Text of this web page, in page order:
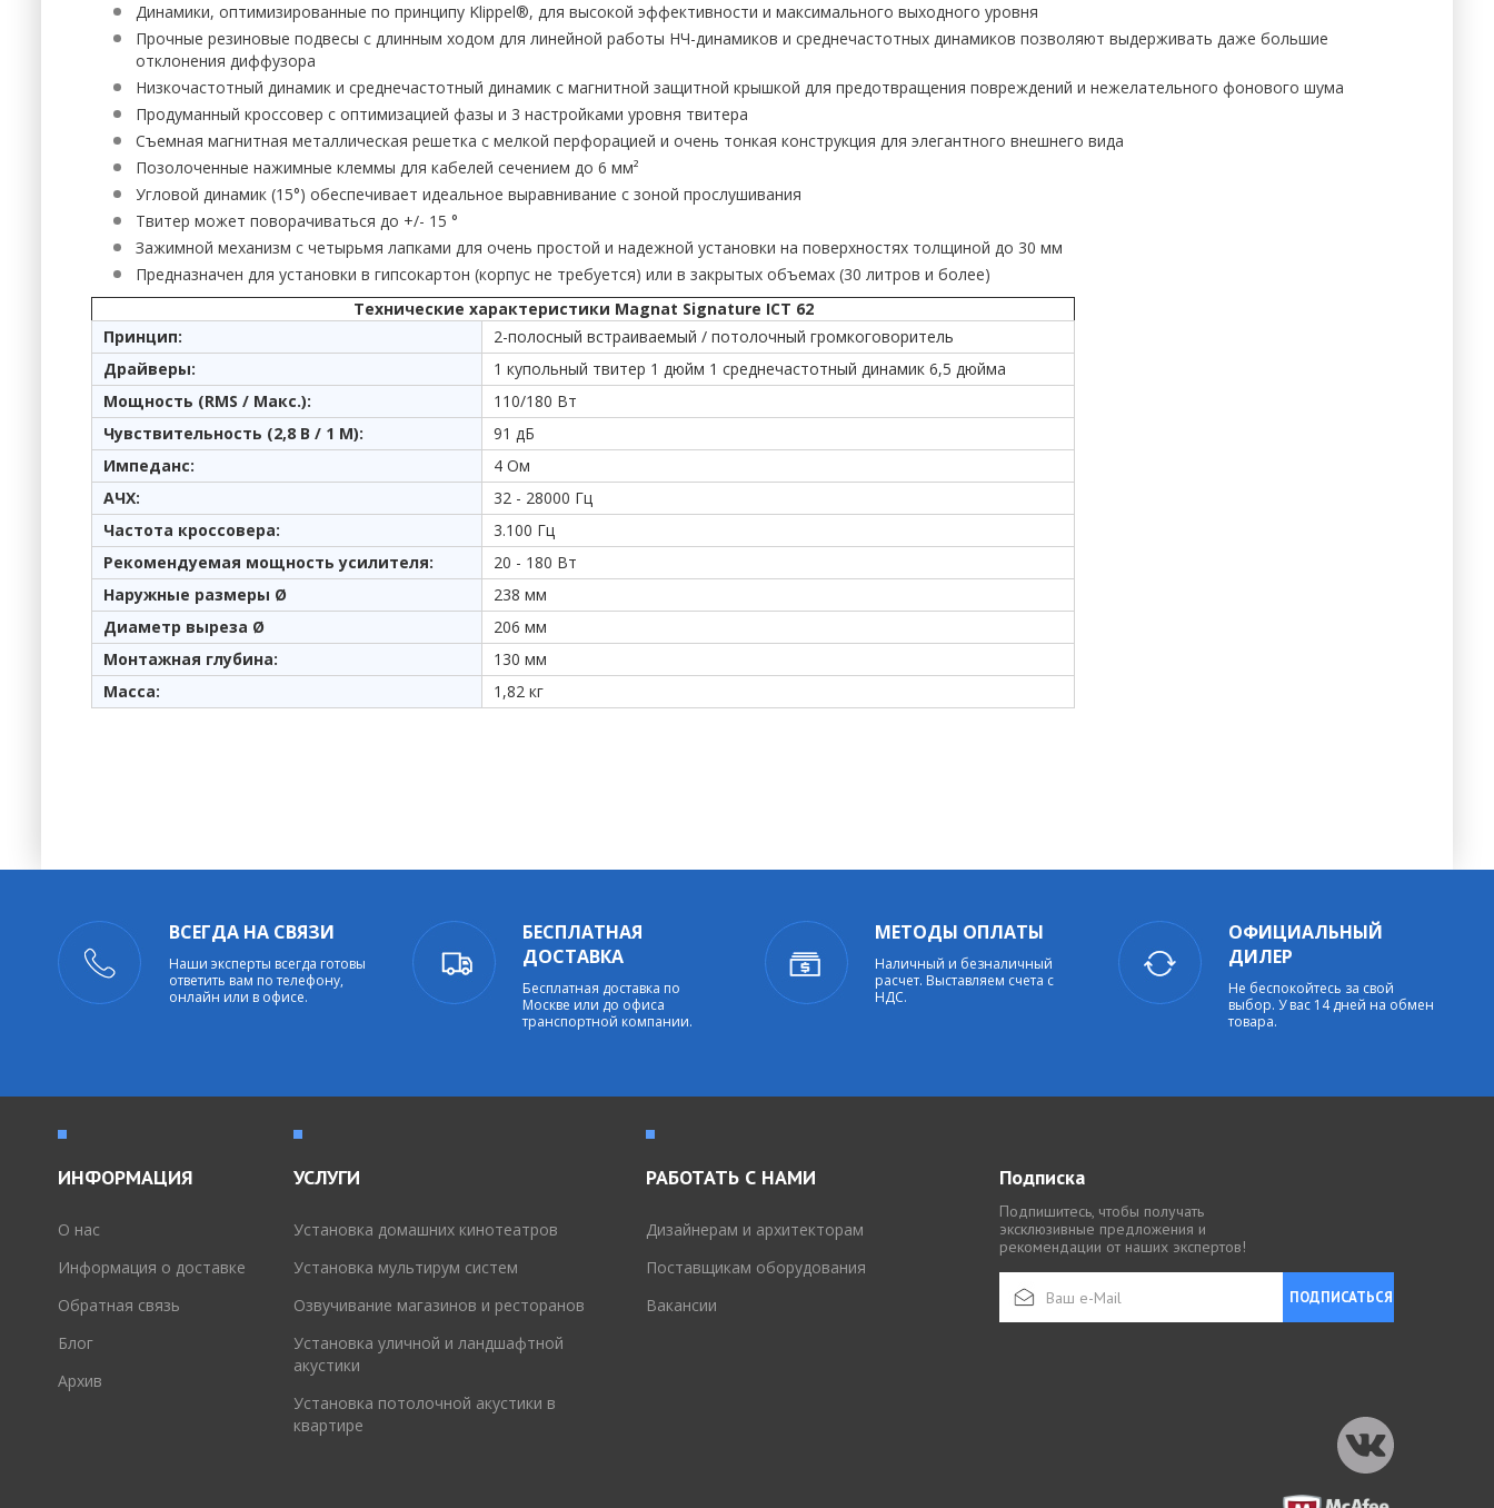
Динамики, оптимизированные по принципу Klippel®, для высокой эффективности и максимального выходного уровня
Прочные резиновые подвесы с длинным ходом для линейной работы НЧ-динамиков и среднечастотных динамиков позволяют выдерживать даже большие
отклонения диффузора
Низкочастотный динамик и среднечастотный динамик с магнитной защитной крышкой для предотвращения повреждений и нежелательного фонового шума
Продуманный кроссовер с оптимизацией фазы и 3 настройками уровня твитера
Съемная магнитная металлическая решетка с мелкой перфорацией и очень тонкая конструкция для элегантного внешнего вида
Позолоченные нажимные клеммы для кабелей сечением до 6 мм²
Угловой динамик (15°) обеспечивает идеальное выравнивание с зоной прослушивания
Твитер может поворачиваться до +/- 15 °
Зажимной механизм с четырьмя лапками для очень простой и надежной установки на поверхностях толщиной до 30 мм
Предназначен для установки в гипсокартон (корпус не требуется) или в закрытых объемах (30 литров и более)
Технические характеристики Magnat Signature ICT 62
Принцип:
2-полосный встраиваемый / потолочный громкоговоритель
Драйверы:
1 купольный твитер 1 дюйм 1 среднечастотный динамик 6,5 дюйма
Мощность (RMS / Макс.):
110/180 Вт
Чувствительность (2,8 В / 1 М):
91 дБ
Импеданс:
4 Ом
АЧХ:
32 - 28000 Гц
Частота кроссовера:
3.100 Гц
Рекомендуемая мощность усилителя:
20 - 180 Вт
Наружные размеры Ø
238 мм
Диаметр выреза Ø
206 мм
Монтажная глубина:
130 мм
Масса:
1,82 кг
ВСЕГДА НА СВЯЗИ
Наши эксперты всегда готовы
ответить вам по телефону,
онлайн или в офисе.
БЕСПЛАТНАЯ
ДОСТАВКА
Бесплатная доставка по
Москве или до офиса
транспортной компании.
МЕТОДЫ ОПЛАТЫ
Наличный и безналичный
расчет. Выставляем счета с
НДС.
ОФИЦИАЛЬНЫЙ
ДИЛЕР
Не беспокойтесь за свой
выбор. У вас 14 дней на обмен
товара.
ИНФОРМАЦИЯ
O нас
Информация о доставке
Обратная связь
Блог
Архив
УСЛУГИ
Установка домашних кинотеатров
Установка мультирум систем
Озвучивание магазинов и ресторанов
Установка уличной и ландшафтной
акустики
Установка потолочной акустики в
квартире
РАБОТАТЬ С НАМИ
Дизайнерам и архитекторам
Поставщикам оборудования
Вакансии
Подписка
Подпишитесь, чтобы получать
эксклюзивные предложения и
рекомендации от наших экспертов!
ПОДПИСАТЬСЯ